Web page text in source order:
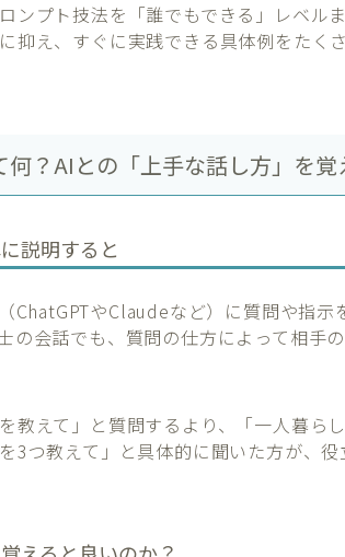
ンプト技法を「誰でもできる」レベル
抑え、すぐに実践できる具体例をたく
何？AIとの「上手な話し方」を覚
説明すると
ChatGPTやClaudeなど）に質問や指示
の会話でも、質問の仕方によって相手
教えて」と質問するより、「一人暮ら
3つ教えて」と具体的に聞いた方が、役